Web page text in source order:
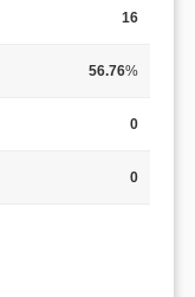
16
56.76%
0
0